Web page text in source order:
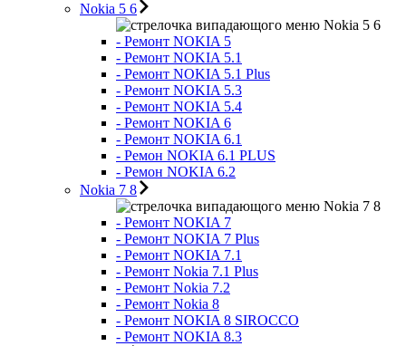
Nokia 5 6
Nokia 5 6
- Ремонт NOKIA 5
- Ремонт NOKIA 5.1
- Ремонт NOKIA 5.1 Plus
- Ремонт NOKIA 5.3
- Ремонт NOKIA 5.4
- Ремонт NOKIA 6
- Ремонт NOKIA 6.1
- Ремон NOKIA 6.1 PLUS
- Ремон NOKIA 6.2
Nokia 7 8
Nokia 7 8
- Ремонт NOKIA 7
- Ремонт NOKIA 7 Plus
- Ремонт NOKIA 7.1
- Ремонт Nokia 7.1 Plus
- Ремонт Nokia 7.2
- Ремонт Nokia 8
- Ремонт NOKIA 8 SIROCCO
- Ремонт NOKIA 8.3